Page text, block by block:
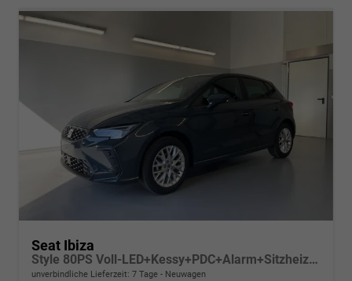
Seat Ibiza
Style 80PS Voll-LED+Kessy+PDC+Alarm+Sitzheizung+Kamera+App-Connect
unverbindliche Lieferzeit: 7 Tage Neuwagen